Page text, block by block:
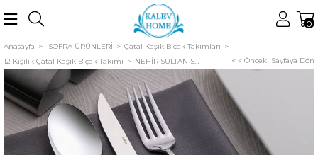
0
Anasayfa SOFRA ÜRÜNLERİ
Çatal Kaşık Bıçak Takımları
12 Kişilik Çatal Kaşık Bıçak Takımı
NEHİR SULTAN SADE 60P BÜYÜK AİLE TK. < < Önceki Sayfaya Dön